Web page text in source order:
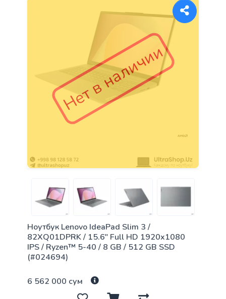
Нет в наличии
Ноутбук Lenovo IdeaPad Slim 3 /
82XQ01DPRK / 15.6" Full HD 1920x1080
IPS / Ryzen™ 5-40 / 8 GB / 512 GB SSD
(#024694)
6 562 000 сум